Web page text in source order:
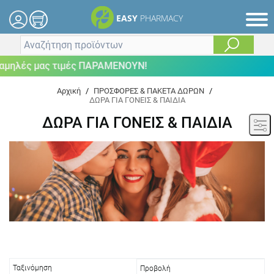
EASY PHARMACY
τιμές ΠΑΡΑΜΕΝΟΥΝ!
Αρχική / ΠΡΟΣΦΟΡΕΣ & ΠΑΚΕΤΑ ΔΩΡΩΝ /
ΔΩΡΑ ΓΙΑ ΓΟΝΕΙΣ & ΠΑΙΔΙΑ
ΔΩΡΑ ΓΙΑ ΓΟΝΕΙΣ & ΠΑΙΔΙΑ
Ταξινόμηση Προβολή